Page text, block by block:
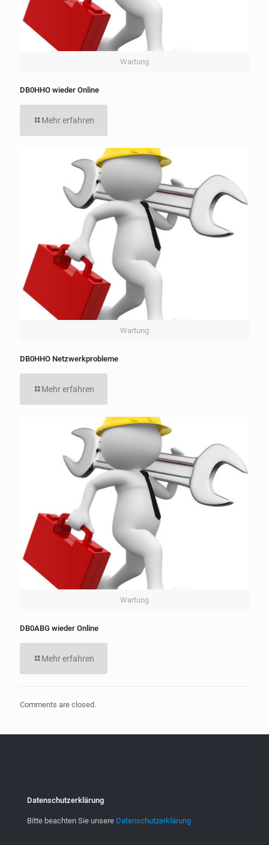
Wartung
DB0HHO wieder Online
Mehr erfahren
Wartung
DB0HHO Netzwerkprobleme
Mehr erfahren
Wartung
DB0ABG wieder Online
Mehr erfahren
Comments are closed.
Datenschutzerklärung
Bitte beachten Sie unsere Datenschutzerklärung